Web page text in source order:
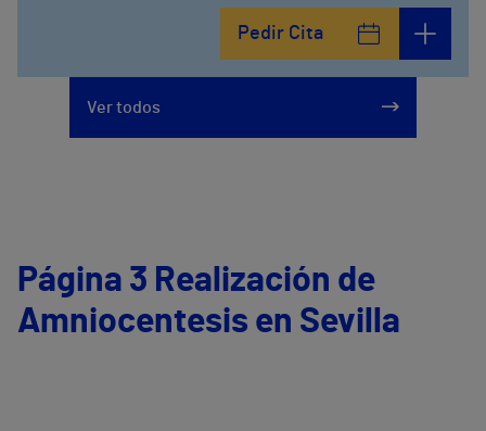
Pedir Cita
Ver todos
Página 3 Realización de
Amniocentesis en Sevilla